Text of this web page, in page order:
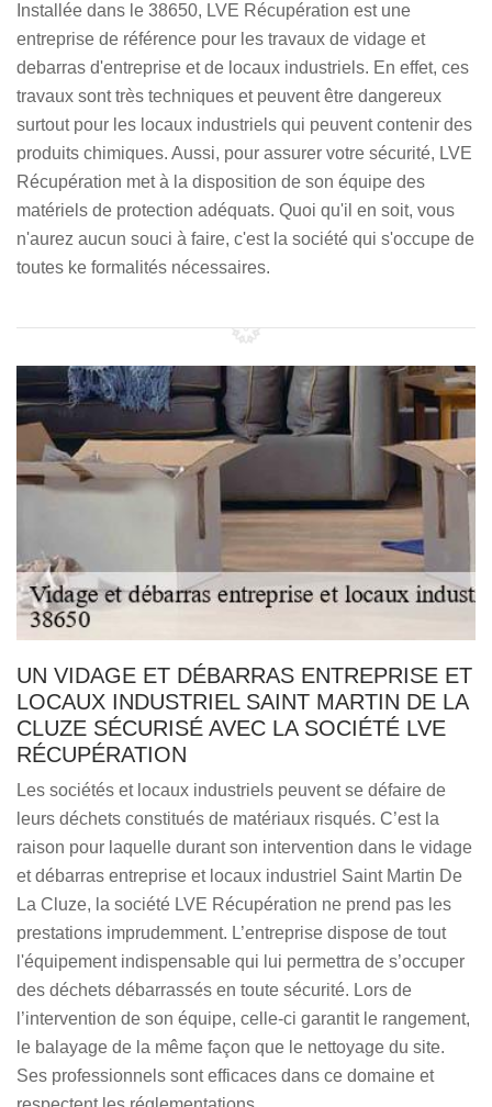
Installée dans le 38650, LVE Récupération est une
entreprise de référence pour les travaux de vidage et
debarras d'entreprise et de locaux industriels. En effet, ces
travaux sont très techniques et peuvent être dangereux
surtout pour les locaux industriels qui peuvent contenir des
produits chimiques. Aussi, pour assurer votre sécurité, LVE
Récupération met à la disposition de son équipe des
matériels de protection adéquats. Quoi qu'il en soit, vous
n'aurez aucun souci à faire, c'est la société qui s'occupe de
toutes ke formalités nécessaires.
UN VIDAGE ET DÉBARRAS ENTREPRISE ET
LOCAUX INDUSTRIEL SAINT MARTIN DE LA
CLUZE SÉCURISÉ AVEC LA SOCIÉTÉ LVE
RÉCUPÉRATION
Les sociétés et locaux industriels peuvent se défaire de
leurs déchets constitués de matériaux risqués. C’est la
raison pour laquelle durant son intervention dans le vidage
et débarras entreprise et locaux industriel Saint Martin De
La Cluze, la société LVE Récupération ne prend pas les
prestations imprudemment. L’entreprise dispose de tout
l'équipement indispensable qui lui permettra de s’occuper
des déchets débarrassés en toute sécurité. Lors de
l’intervention de son équipe, celle-ci garantit le rangement,
le balayage de la même façon que le nettoyage du site.
Ses professionnels sont efficaces dans ce domaine et